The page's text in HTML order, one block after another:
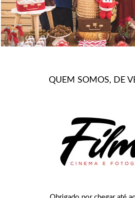
QUEM SOMOS, DE